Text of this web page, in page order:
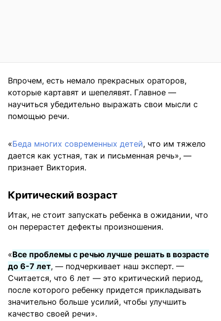
Впрочем, есть немало прекрасных ораторов,
которые картавят и шепелявят. Главное —
научиться убедительно выражать свои мысли с
помощью речи.
«Беда многих современных детей, что им тяжело
дается как устная, так и письменная речь», —
признает Виктория.
Критический возраст
Итак, не стоит запускать ребенка в ожидании, что
он перерастет дефекты произношения.
«Все проблемы с речью лучше решать в возрасте
до 6-7 лет, — подчеркивает наш эксперт. —
Считается, что 6 лет — это критический период,
после которого ребенку придется прикладывать
значительно больше усилий, чтобы улучшить
качество своей речи».